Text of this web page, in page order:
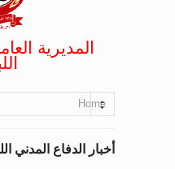
المديرية
Home
أخبار الدفاع المدني